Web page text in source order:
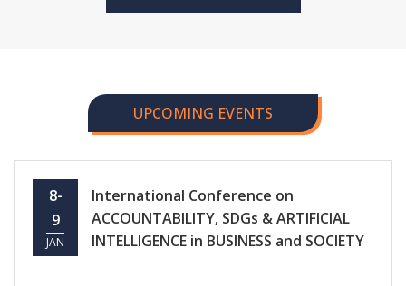
UPCOMING EVENTS
8-
9
JAN
International Conference on
ACCOUNTABILITY, SDGs & ARTIFICIAL
INTELLIGENCE in BUSINESS and SOCIETY